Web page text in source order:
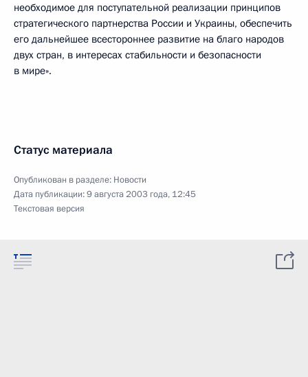
необходимое для поступательной реализации принципов
стратегического партнерства России и Украины, обеспечить
его дальнейшее всестороннее развитие на благо народов
двух стран, в интересах стабильности и безопасности
в мире».
Статус материала
Опубликован в разделе: Новости
Дата публикации:9 августа 2003 года, 12:45
Текстовая версия